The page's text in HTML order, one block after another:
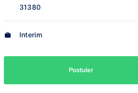
31380
Interim
Postuler